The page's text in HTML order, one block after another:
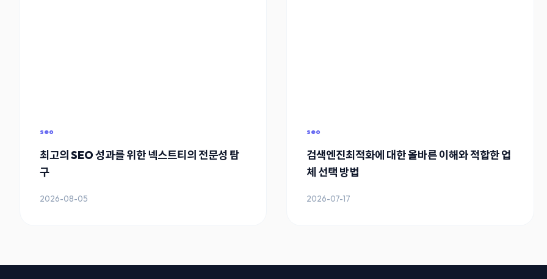
seo
최고의 SEO 성과를 위한 넥스트티의 전문성 탐
구
2026-08-05
seo
검색엔진최적화에 대한 올바른 이해와 적합한 업
체 선택 방법
2026-07-17